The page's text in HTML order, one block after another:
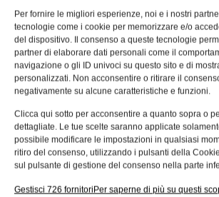
Per fornire le migliori esperienze, noi e i nostri
tecnologie come i cookie per memorizzare e/o
del dispositivo. Il consenso a queste tecnologie
partner di elaborare dati personali come il
navigazione o gli ID univoci su questo sito e di
personalizzati. Non acconsentire o ritirare il
negativamente su alcune caratteristiche e funzioni.
Clicca qui sotto per acconsentire a quanto sopra o
dettagliate. Le tue scelte saranno applicate
possibile modificare le impostazioni in qualsiasi
ritiro del consenso, utilizzando i pulsanti della
sul pulsante di gestione del consenso nella parte
Gestisci 726 fornitoriPer saperne di più su questi
vedono in questa opportunità un
compensare quanto perso a causa
facendo leva sul risparmio – in
e sulla possibilità di ampliare la
Sebbene ciò comporti, almeno
necessari, i risparmi e la redditività
derivano restano comunque
quasiil 45% degli intervistati
la produzione interna un modo